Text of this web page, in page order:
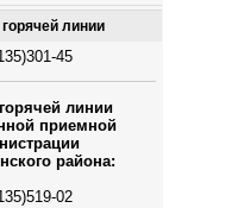
линии
45
линии
приемной
района:
02